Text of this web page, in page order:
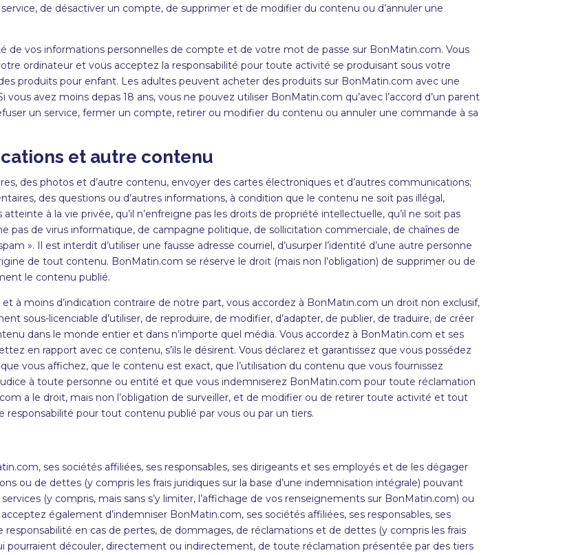
de désactiver un compte, de supprimer et de modifier du contenu ou d’annuler une
de vos informations personnelles de compte et de votre mot de passe sur BonMatin.com. Vous
ordinateur et vous acceptez la responsabilité pour toute activité se produisant sous votre
produits pour enfant. Les adultes peuvent acheter des produits sur BonMatin.com avec une
vous avez moins depas 18 ans, vous ne pouvez utiliser BonMatin.com qu’avec l’accord d’un parent
un service, fermer un compte, retirer ou modifier du contenu ou annuler une commande à sa
et autre contenu
des photos et d’autre contenu, envoyer des cartes électroniques et d’autres communications;
des questions ou d’autres informations, à condition que le contenu ne soit pas illégal,
à la vie privée, qu’il n’enfreigne pas les droits de propriété intellectuelle, qu’il ne soit pas
pas de virus informatique, de campagne politique, de sollicitation commerciale, de chaînes de
». Il est interdit d’utiliser une fausse adresse courriel, d’usurper l’identité d’une autre personne
de tout contenu. BonMatin.com se réserve le droit (mais non l’obligation) de supprimer ou de
le contenu publié.
à moins d’indication contraire de notre part, vous accordez à BonMatin.com un droit non exclusif,
sous-licenciable d’utiliser, de reproduire, de modifier, d’adapter, de publier, de traduire, de créer
dans le monde entier et dans n’importe quel média. Vous accordez à BonMatin.com et ses
en rapport avec ce contenu, s’ils le désirent. Vous déclarez et garantissez que vous possédez
vous affichez, que le contenu est exact, que l’utilisation du contenu que vous fournissez
à toute personne ou entité et que vous indemniserez BonMatin.com pour toute réclamation
a le droit, mais non l’obligation de surveiller, et de modifier ou de retirer toute activité et tout
responsabilité pour tout contenu publié par vous ou par un tiers.
ses sociétés affiliées, ses responsables, ses dirigeants et ses employés et de les dégager
ou de dettes (y compris les frais juridiques sur la base d’une indemnisation intégrale) pouvant
(y compris, mais sans s’y limiter, l’affichage de vos renseignements sur BonMatin.com) ou
également d’indemniser BonMatin.com, ses sociétés affiliées, ses responsables, ses
en cas de pertes, de dommages, de réclamations et de dettes (y compris les frais
pourraient découler, directement ou indirectement, de toute réclamation présentée par des tiers